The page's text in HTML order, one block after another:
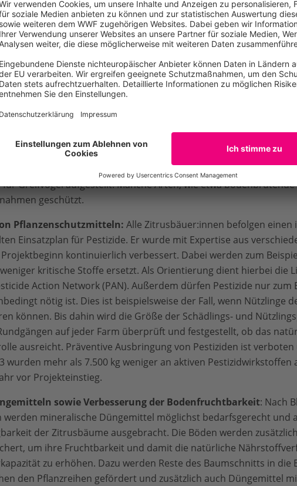
Tröpfchenbewässerung und Bodenfeuchtigkeitssonden, wird
sodass nur dann bewässert wird, wenn die Bäume
Wasser den Ökosystemen zur Verfügung zu stellen,
vergrößern. Deshalb engagieren wir uns auch über die Grenzen
Wassernutzung im Anbaugebiet.
Vielfalt:Flora und Fauna auf den Fincas werden in einer
zielen darauf ab, die
mindestens zu erhalten
beispielsweise die natürliche Vegetation zwischen den
wurde. Begrünte Rand- und Blühstreifen werden neu
ausgewählten Pflanzenarten angereichert. So fühlen sich
sich ungehindert bewegen. Zudem werden Hecken
für Greifvögel aufgestellt. Manche Arten, wie etwa
geschützt.
Pflanzenschutzmitteln: Alle Zitrusbäuer:innen befolgen einen
Einsatzplan für Pestizide. Er wurde mit Expertise aus
kontinuierlich verbessert. Dabei werden zum
kritische Stoffe ersetzt. Als Orientierung dient hierbei die
Action Network (PAN). Außerdem dürfen Pestizide nur zum
nötig ist. Dies ist beispielsweise der Fall, wenn Nützlinge
können. Bis dahin wird die Größe der Schädlings- und
auf jeder Farm überprüft und festgestellt, ob das
ausreicht. Präventive Ausbringung von Pestiziden ist
wurden mehr als 7.500 kg weniger an aktiven Pestizidwirkstoffen
vor Projekteinstieg.
sowie Verbesserung der Bodenfruchtbarkeit: Nach
werden mineralische Düngemittel möglichst bedarfsgerecht und
der Zitrusbäume ausgebracht. Die Böden werden
um ihre Fruchtbarkeit und damit die natürliche
zu erhöhen. Dazu werden Reste des Baumschnitts in die
den Pflanzreihen gefördert und zusätzlich auch Düngemittel